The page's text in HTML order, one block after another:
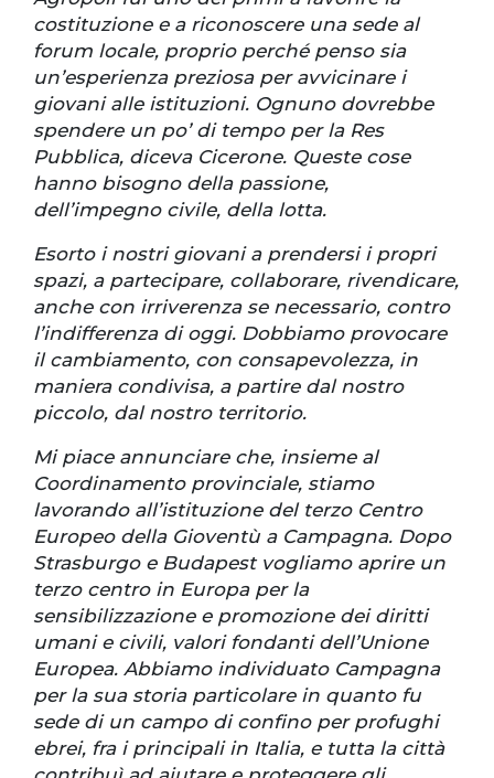
costituzione e a riconoscere una sede al
forum locale, proprio perché penso sia
un’esperienza preziosa per avvicinare i
giovani alle istituzioni. Ognuno dovrebbe
spendere un po’ di tempo per la Res
Pubblica, diceva Cicerone. Queste cose
hanno bisogno della passione,
dell’impegno civile, della lotta.
Esorto i nostri giovani a prendersi i propri
spazi, a partecipare, collaborare, rivendicare,
anche con irriverenza se necessario, contro
l’indifferenza di oggi. Dobbiamo provocare
il cambiamento, con consapevolezza, in
maniera condivisa, a partire dal nostro
piccolo, dal nostro territorio.
Mi piace annunciare che, insieme al
Coordinamento provinciale, stiamo
lavorando all’istituzione del terzo Centro
Europeo della Gioventù a Campagna. Dopo
Strasburgo e Budapest vogliamo aprire un
terzo centro in Europa per la
sensibilizzazione e promozione dei diritti
umani e civili, valori fondanti dell’Unione
Europea. Abbiamo individuato Campagna
per la sua storia particolare in quanto fu
sede di un campo di confino per profughi
ebrei, fra i principali in Italia, e tutta la città